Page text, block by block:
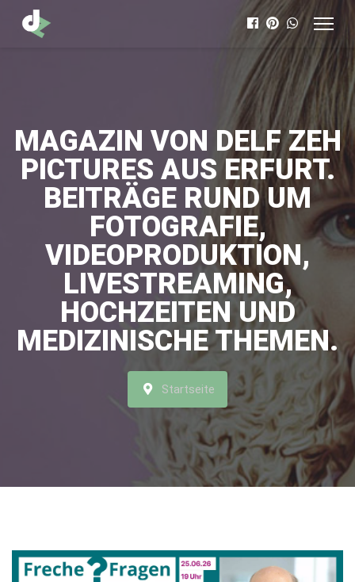
MAGAZIN VON DELF ZEH
PICTURES AUS ERFURT.
BEITRÄGE RUND UM
FOTOGRAFIE,
VIDEOPRODUKTION,
LIVESTREAMING,
HOCHZEITEN UND
MEDIZINISCHE THEMEN.
Startseite